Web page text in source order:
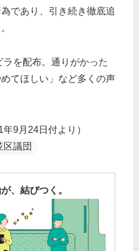
であり、引き続き徹底追
を配布。通りがかった
てほしい」など多くの声
9月24日付より）
区議団
、結びつく。